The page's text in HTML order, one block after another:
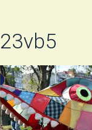
23vb5